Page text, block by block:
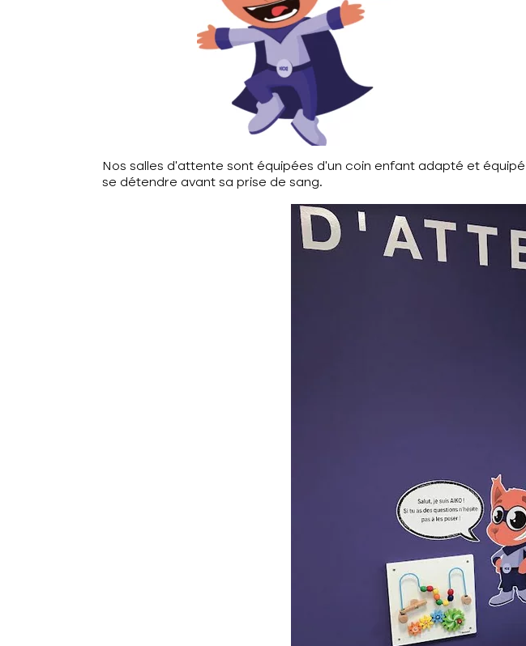
Nos salles d’attente sont équipées d’un coin enfant adapté et
se détendre avant sa prise de sang.